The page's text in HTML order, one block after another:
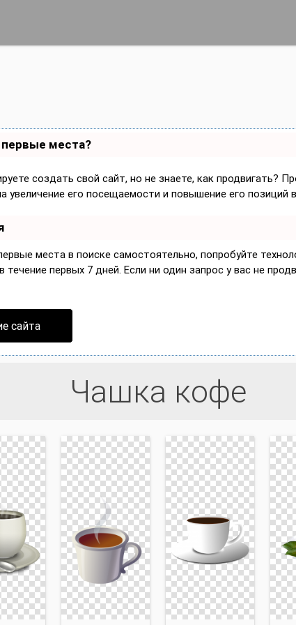
первые места?
создать свой сайт, но не знаете, как продвигать?
увеличение его посещаемости и повышение его позиций
места в поиске самостоятельно, попробуйте
первых 7 дней. Если ни один запрос у вас не
сайта
Чашка кофе